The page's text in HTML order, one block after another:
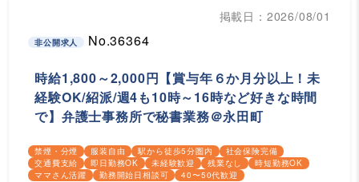
掲載日：2026/08/01
非公開求人 No.36364
時給1,800～2,000円【賞与年６か月分以上！未
経験OK/紹派/週4も10時～16時など好きな時間
で】弁護士事務所で秘書業務＠永田町
禁煙・分煙 服装自由 駅から徒歩5分圏内
社会保険完備
交通費支給
即日勤務OK 未経験歓迎 残業なし
時短勤務OK
ママさん活躍
勤務開始日相談可 40〜50代歓迎